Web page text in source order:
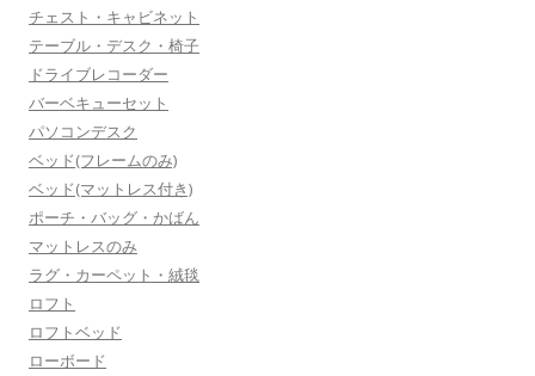
チェスト・キャビネット
テーブル・デスク・椅子
ドライブレコーダー
バーベキューセット
パソコンデスク
ベッド(フレームのみ)
ベッド(マットレス付き)
ポーチ・バッグ・かばん
マットレスのみ
ラグ・カーペット・絨毯
ロフト
ロフトベッド
ローボード